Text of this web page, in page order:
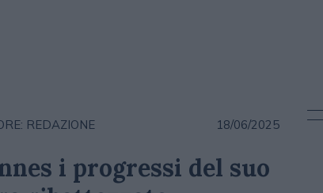
REDAZIONE 18/06/2025
i progressi del suo